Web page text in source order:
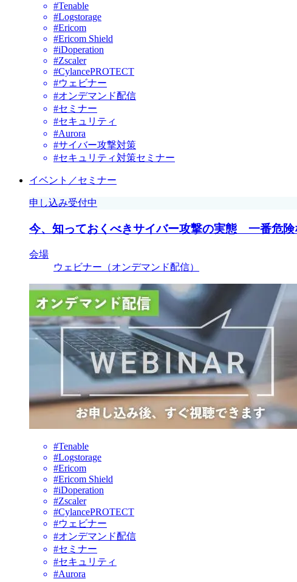
#Tenable
#Logstorage
#Ericom
#Ericom Shield
#iDoperation
#Zscaler
#CylancePROTECT
#ウェビナー
#オンデマンド配信
#セミナー
#セキュリティ
#Aurora
#サイバー攻撃対策
#セキュリティ対策セミナー
イベント／セミナー
申し込み受付中
今、知っておくべきサイバー攻撃の実態 一番危険
会場
ウェビナー（オンデマンド配信）
#Tenable
#Logstorage
#Ericom
#Ericom Shield
#iDoperation
#Zscaler
#CylancePROTECT
#ウェビナー
#オンデマンド配信
#セミナー
#セキュリティ
#Aurora